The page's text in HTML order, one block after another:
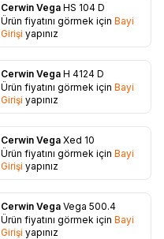
Favorilere Ekle
Cerwin Vega HS 104 D
Ürün fiyatını görmek için Bayi
Girişi yapınız
Favorilere Ekle
Cerwin Vega H 4124 D
Ürün fiyatını görmek için Bayi
Girişi yapınız
Favorilere Ekle
Cerwin Vega Xed 10
Ürün fiyatını görmek için Bayi
Girişi yapınız
Favorilere Ekle
Cerwin Vega Vega 500.4
Ürün fiyatını görmek için Bayi
Girişi yapınız